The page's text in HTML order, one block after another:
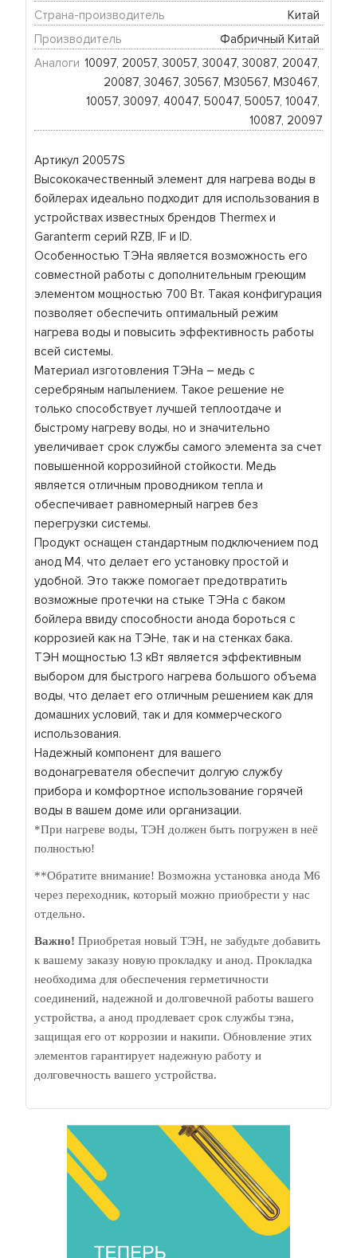
Артикул 20057S
Высококачественный элемент для нагрева воды в
бойлерах идеально подходит для использования в
устройствах известных брендов Thermex и
Garanterm серий RZB, IF и ID.
Особенностью ТЭНа является возможность его
совместной работы с дополнительным греющим
элементом мощностью 700 Вт. Такая конфигурация
позволяет обеспечить оптимальный режим
нагрева воды и повысить эффективность работы
всей системы.
Материал изготовления ТЭНа – медь с
серебряным напылением. Такое решение не
только способствует лучшей теплоотдаче и
быстрому нагреву воды, но и значительно
увеличивает срок службы самого элемента за счет
повышенной коррозийной стойкости. Медь
является отличным проводником тепла и
обеспечивает равномерный нагрев без
перегрузки системы.
Продукт оснащен стандартным подключением под
анод М4, что делает его установку простой и
удобной. Это также помогает предотвратить
возможные протечки на стыке ТЭНа с баком
бойлера ввиду способности анода бороться с
коррозией как на ТЭНе, так и на стенках бака.
ТЭН мощностью 1.3 кВт является эффективным
выбором для быстрого нагрева большого объема
воды, что делает его отличным решением как для
домашних условий, так и для коммерческого
использования.
Надежный компонент для вашего
водонагревателя обеспечит долгую службу
прибора и комфортное использование горячей
воды в вашем доме или организации.
*При нагреве воды, ТЭН должен быть погружен в неё
полностью!
**Обратите внимание! Возможна установка анода М6
через переходник, который можно приобрести у нас
отдельно.
Важно! Приобретая новый ТЭН, не забудьте добавить
к вашему заказу новую прокладку и анод. Прокладка
необходима для обеспечения герметичности
соединений, надежной и долговечной работы вашего
устройства, а анод продлевает срок службы тэна,
защищая его от коррозии и накипи. Обновление этих
элементов гарантирует надежную работу и
долговечность вашего устройства.
Страна-производитель
Китай
Производитель
Фабричный Китай
Аналоги 10097, 20057, 30057, 30047, 30087, 20047,
20087, 30467, 30567, М30567, М30467,
10057, 30097, 40047, 50047, 50057, 10047,
10087, 20097